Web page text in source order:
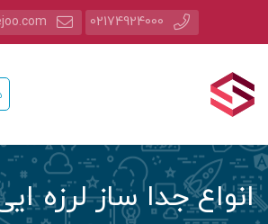
02174924000
انواع جدا ساز لرزه